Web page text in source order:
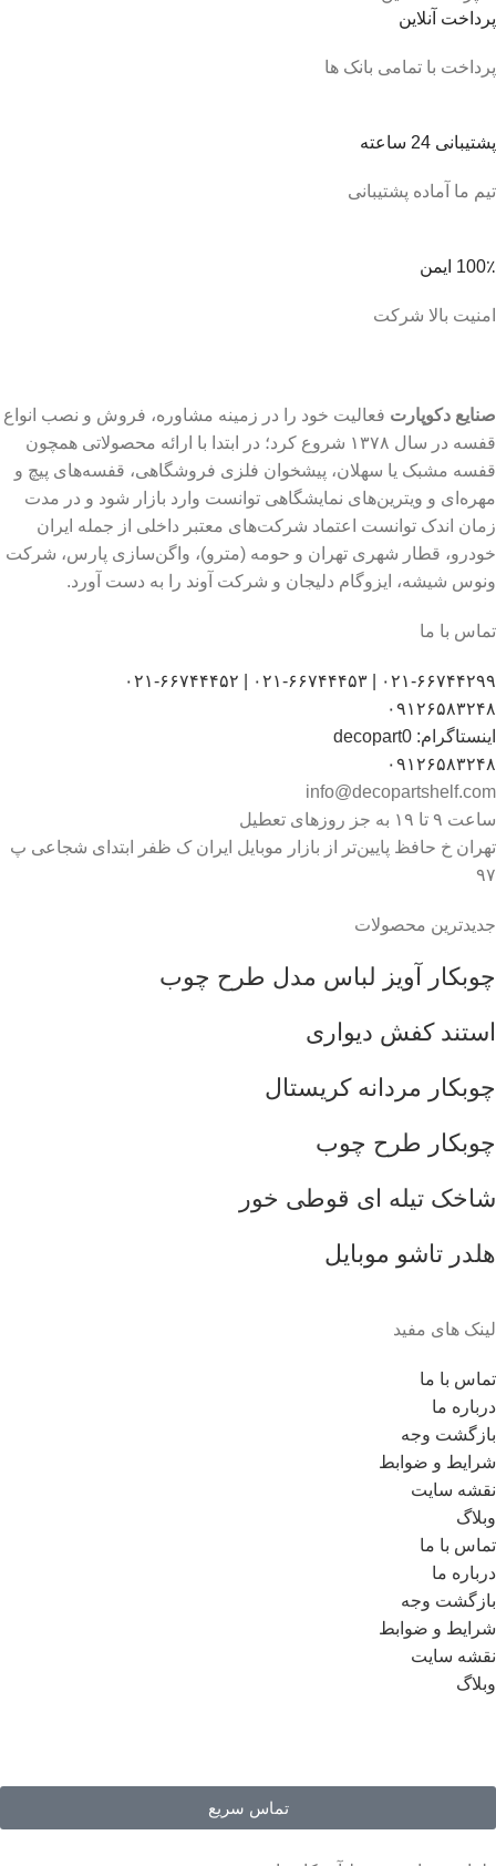
پرداخت آنلاین
پرداخت با تمامی بانک ها
پشتیبانی 24 ساعته
تیم ما آماده پشتیبانی
100٪ ایمن
امنیت بالا شرکت
صنایع دکوپارت فعالیت خود را در زمینه مشاوره، فروش و نصب انواع
قفسه در سال ۱۳۷۸ شروع کرد؛ در ابتدا با ارائه محصولاتی همچون
قفسه مشبک یا سهلان، پیشخوان فلزی فروشگاهی، قفسه‌های پیچ و
مهره‌ای و ویترین‌های نمایشگاهی توانست وارد بازار شود و در مدت
زمان اندک توانست اعتماد شرکت‌های معتبر داخلی از جمله ایران
خودرو، قطار شهری تهران و حومه (مترو)، واگن‌سازی پارس، شرکت
ونوس شیشه، ایزوگام دلیجان و شرکت آوند را به دست آورد.
تماس با ما
۰۲۱-۶۶۷۴۴۲۹۹ | ۰۲۱-۶۶۷۴۴۴۵۳ | ۰۲۱-۶۶۷۴۴۴۵۲
۰۹۱۲۶۵۸۳۲۴۸
اینستاگرام: decopart0
۰۹۱۲۶۵۸۳۲۴۸
info@decopartshelf.com
ساعت ۹ تا ۱۹ به جز روزهای تعطیل
تهران خ حافظ پایین‌تر از بازار موبایل ایران ک ظفر ابتدای شجاعی پ
۹۷
جدیدترین محصولات
چوبکار آویز لباس مدل طرح چوب
استند کفش دیواری
چوبکار مردانه کریستال
چوبکار طرح چوب
شاخک تیله ای قوطی خور
هلدر تاشو موبایل
لینک های مفید
تماس با ما
درباره ما
بازگشت وجه
شرایط و ضوابط
نقشه سایت
وبلاگ
تماس با ما
درباره ما
بازگشت وجه
شرایط و ضوابط
نقشه سایت
وبلاگ
تماس سریع